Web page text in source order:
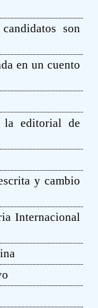
son
en un cuento
la editorial de
y cambio
Internacional